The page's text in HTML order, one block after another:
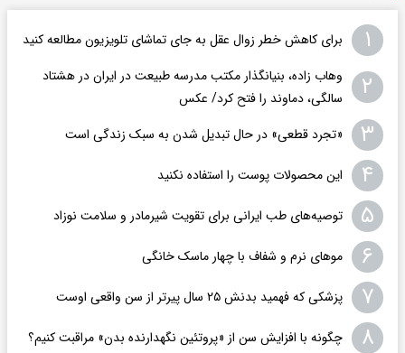
۱ برای کاهش خطر زوال عقل به جای تماشای تلویزیون مطالعه کنید
۲
وهاب زاده، بنیانگذار مکتب مدرسه طبیعت در ایران در هشتاد
سالگی، دماوند را فتح کرد/ عکس
۳ «تجرد قطعی» در حال تبدیل شدن به سبک زندگی است
۴ این محصولات پوست را استفاده نکنید
۵ توصیه‌های طب ایرانی برای تقویت شیرمادر و سلامت نوزاد
۶ موهای نرم و شفاف با چهار ماسک خانگی
۷ پزشکی که فهمید بدنش ۲۵ سال پیرتر از سن واقعی اوست
۸ چگونه با افزایش سن از «پروتئین نگهدارنده بدن» مراقبت کنیم؟